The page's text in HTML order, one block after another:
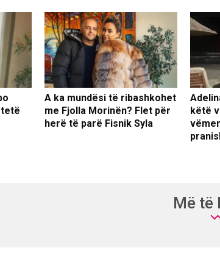
A ka mundësi të ribashkohet
me Fjolla Morinën? Flet për
herë të parë Fisnik Syla
këtë
Më të